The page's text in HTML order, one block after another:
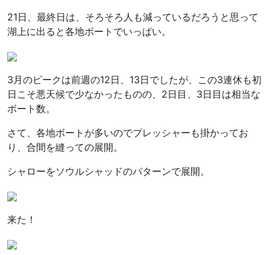
21日、最終日は、そろそろ人も減っているだろうと思って
湖上に出ると各地ボートでいっぱい。
3月のピークは前週の12日、13日でしたが、この3連休も初
日こそ悪天候で少なかったものの、2日目、3日目は相当な
ボート数。
さて、各地ボートが多いのでプレッシャーも掛かってお
り、合間を縫っての展開。
シャローをソウルシャッドのパターンで展開。
来た！